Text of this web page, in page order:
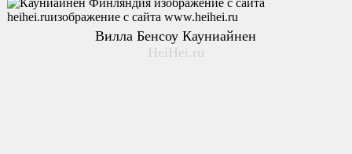
Вилла Бенсоу Кауниайнен
HeiHei.ru